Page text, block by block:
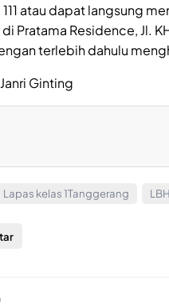
atau dapat langsung
Pratama Residence, Jl.
terlebih dahulu
Ginting
Lapas kelas 1Tanggerang